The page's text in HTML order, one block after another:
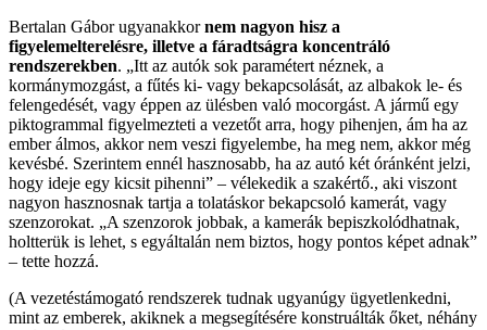
Bertalan Gábor ugyanakkornem nagyon hisz a
figyelemelterelésre, illetve a fáradtságra koncentráló
rendszerekben. „Itt az autók sok paramétert néznek, a
kormánymozgást, a fűtés ki- vagy bekapcsolását, az albakok le- és
felengedését, vagy éppen az ülésben való mocorgást. A jármű egy
piktogrammal figyelmezteti a vezetőt arra, hogy pihenjen, ám ha az
ember álmos, akkor nem veszi figyelembe, ha meg nem, akkor még
kevésbé. Szerintem ennél hasznosabb, ha az autó két óránként jelzi,
hogy ideje egy kicsit pihenni” – vélekedik a szakértő., aki viszont
nagyon hasznosnak tartja a tolatáskor bekapcsoló kamerát, vagy
szenzorokat. „A szenzorok jobbak, a kamerák bepiszkolódhatnak,
holtterük is lehet, s egyáltalán nem biztos, hogy pontos képet adnak”
– tette hozzá.
(A vezetéstámogató rendszerek tudnak ugyanúgy ügyetlenkedni,
mint az emberek, akiknek a megsegítésére konstruálták őket, néhány